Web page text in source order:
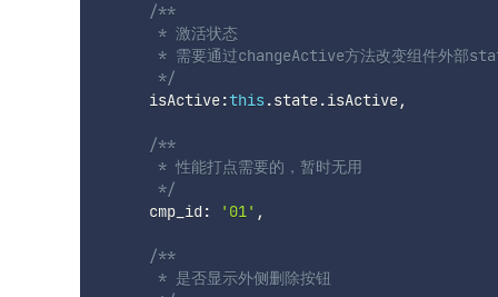
/**
       * 激活状态
* 需要通过changeActive方法改变组件外部
       */
      isActive
:this .state.isActive,
/**
       * 性能打点需要的，暂时无用
       */
      cmp_id
: '01' ,
/**
       * 是否显示外侧删除按钮